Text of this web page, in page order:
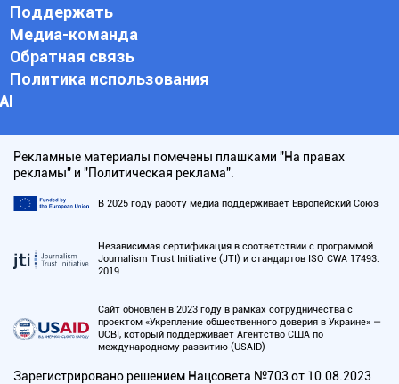
Поддержать
Медиа-команда
Обратная связь
Политика использования
АI
Рекламные материалы помечены плашками "На правах
рекламы" и "Политическая реклама".
В 2025 году работу медиа поддерживает Европейский Союз
Независимая сертификация в соответствии с программой
Journalism Trust Initiative (JTI) и стандартов ISO CWA 17493:
2019
Сайт обновлен в 2023 году в рамках сотрудничества с
проектом «Укрепление общественного доверия в Украине» —
UCBI, который поддерживает Агентство США по
международному развитию (USAID)
Зарегистрировано решением Нацсовета №703 от 10.08.2023